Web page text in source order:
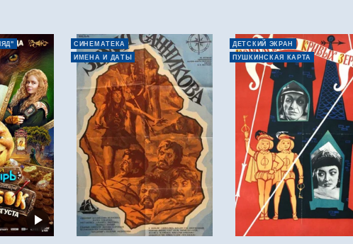
СИНЕМАТЕКА
ИМЕНА И ДАТЫ
ДЕТСКИЙ ЭКРАН
ПУШКИНСКАЯ КАРТА